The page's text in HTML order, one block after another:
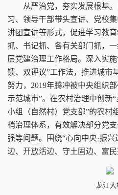
从严治党，夯实发展根基。
习、领导干部带头宣讲、党校
讲团宣讲等形式，促进学习教
抓、书记抓、各有关部门抓，
层党建治理工作格局。深入实
馈、双评议”工作法，推进城市
努力，2019年腾冲被中央组织
示范城市”。在农村治理中创
小组（自然村）党支部”的农村
梢治理体系，有效解决部分党
强等问题。围绕“心向中央·振
边、开放活边、守土固边、富民
龙江大